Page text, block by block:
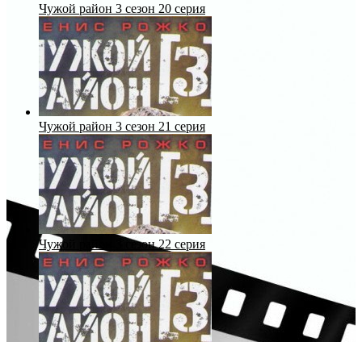
Чужой район 3 сезон 20 серия
Чужой район 3 сезон 21 серия
Чужой район 3 сезон 22 серия